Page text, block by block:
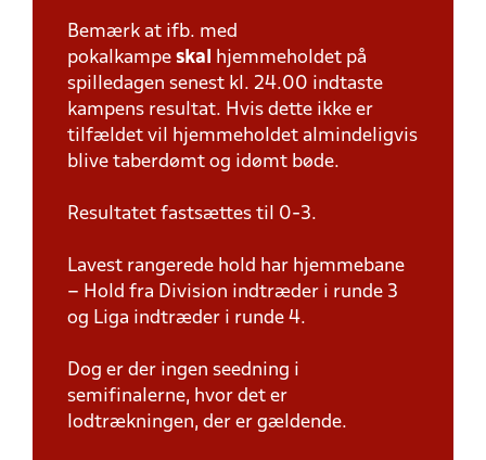
Bemærk at ifb. med
pokalkampe skal
hjemmeholdet på
spilledagen senest kl. 24.00 indtaste
kampens resultat. Hvis dette ikke er
tilfældet vil hjemmeholdet almindeligvis
blive taberdømt og idømt bøde.
Resultatet fastsættes til 0-3.
Lavest rangerede hold har hjemmebane
– Hold fra Division indtræder i runde 3
og Liga indtræder i runde 4.
Dog er der ingen seedning i
semifinalerne, hvor det er
lodtrækningen, der er gældende.